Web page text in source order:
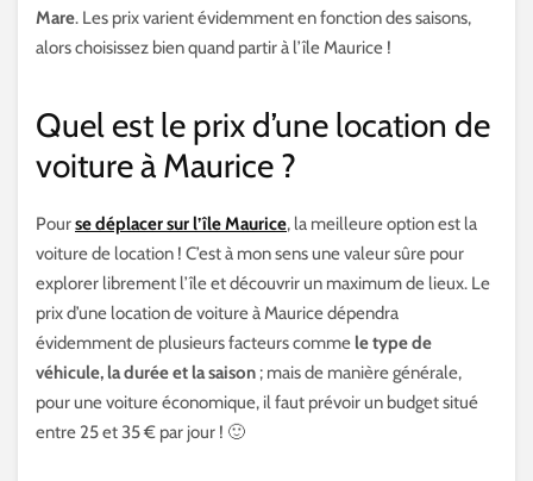
Mare. Les prix varient évidemment en fonction des saisons,
alors choisissez bien quand partir à l’île Maurice !
Quel est le prix d’une location de
voiture à Maurice ?
Pourse déplacer sur l’île Maurice, la meilleure option est la
voiture de location ! C’est à mon sens une valeur sûre pour
explorer librement l’île et découvrir un maximum de lieux. Le
prix d’une location de voiture à Maurice dépendra
évidemment de plusieurs facteurs comme le type de
véhicule, la durée et la saison ; mais de manière générale,
pour une voiture économique, il faut prévoir un budget situé
entre 25 et 35 € par jour ! 🙂